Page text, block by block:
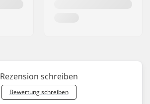
Rezension schreiben
Bewertung schreiben